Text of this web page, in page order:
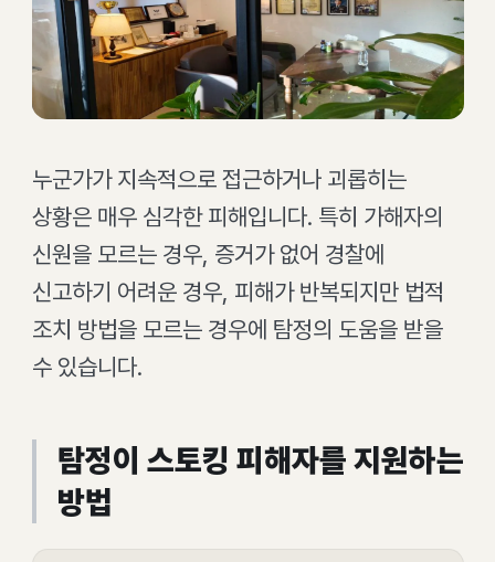
누군가가 지속적으로 접근하거나 괴롭히는
상황은 매우 심각한 피해입니다. 특히 가해자의
신원을 모르는 경우, 증거가 없어 경찰에
신고하기 어려운 경우, 피해가 반복되지만 법적
조치 방법을 모르는 경우에 탐정의 도움을 받을
수 있습니다.
탐정이 스토킹 피해자를 지원하는
방법